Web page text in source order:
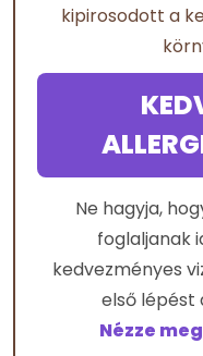
kipirosodott a
Ne hagyja,
foglaljanak
kedvezményes
első lépést
Nézze